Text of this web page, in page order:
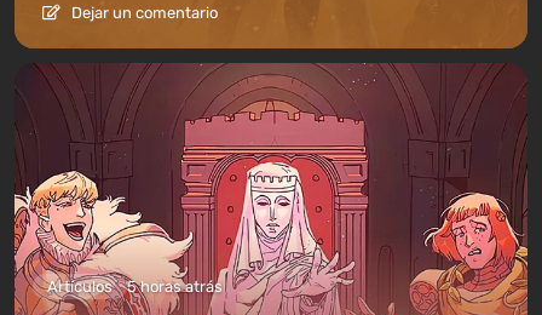
Dejar un comentario
Artículos 5 horas atrás